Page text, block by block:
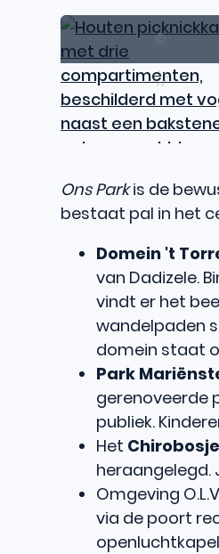
Ons Parkis de
bestaat pal in het
Domein 't
van Dadizele.
vindt er het
wandelpaden
domein staat
Park
gerenoveerde
publiek.
Het Chirobosje
heraangelegd.
Omgeving
via de poort
openluchtkapel